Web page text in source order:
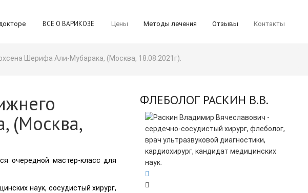
ВСЕ О ВАРИКОЗЕ Цены Методы лечения Отзывы Контакты
Шерифа Али-Мубарака, (Москва, 18.08.2021г).
(Москва,
очередной мастер-класс для
наук, сосудистый хирург,
ФЛЕБОЛОГ РАСКИН В.В.